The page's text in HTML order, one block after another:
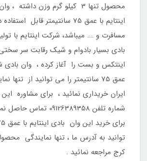
محصول تنها 3 کیلو گرم وزن
اینتایم با عمق 75 سانتیمتر قابل
مسافرت و …. میباشد، شرکت اینتایم با
بادی بسیار بادوام و شیک رقابت سر
اینتکس و بست را آغاز کرده ، وان بادی
عمق 75 سانتیمتر را می توانید از تنها
ایران خریداری نمائید ، برای مشاوره
شماره تلفن 09126389358
توانید به آدرس ما ، تنها نمایندگی
کرج مراجعه نمائید .